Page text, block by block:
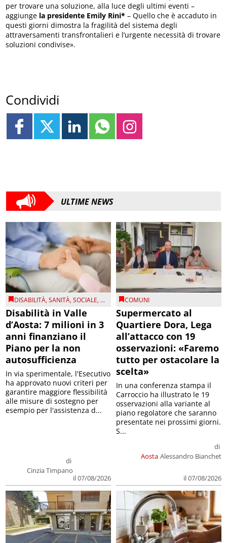
per trovare una soluzione, alla luce degli ultimi eventi –
aggiunge la presidente Emily Rini* – Quello che è accaduto in
questi giorni dimostra la fragilità del sistema degli
attraversamenti transfrontalieri e l’urgente necessità di trovare
soluzioni condivise».
Condividi
ULTIME NEWS
DISABILITÀ,SANITÀ,SOCIALE, ...
Disabilità in Valle
d’Aosta: 7 milioni in 3
anni finanziano il
Piano per la non
autosufficienza
di
Cinzia Timpano
il 07/08/2026
In via sperimentale, l'Esecutivo
ha approvato nuovi criteri per
garantire maggiore flessibilità
alle misure di sostegno per
esempio per l'assistenza d...
COMUNI
Supermercato al
Quartiere Dora, Lega
all’attacco con 19
osservazioni: «Faremo
tutto per ostacolare la
scelta»
Aosta
di
Alessandro Bianchet
il 07/08/2026
In una conferenza stampa il
Carroccio ha illustrato le 19
osservazioni alla variante al
piano regolatore che saranno
presentate nei prossimi giorni.
S...